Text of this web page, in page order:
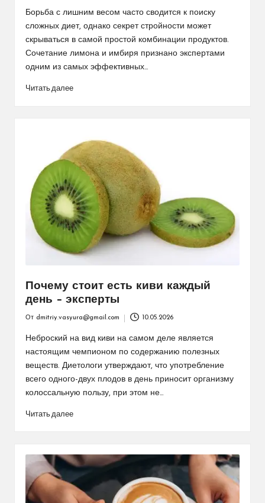
от
Борьба с лишним весом часто сводится к поиску
сложных диет, однако секрет стройности может
скрываться в самой простой комбинации продуктов.
Сочетание лимона и имбиря признано экспертами
одним из самых эффективных…
Читать далее
Почему стоит есть киви каждый
день – эксперты
от
От dmitriy.vasyura@gmail.com 10.05.2026
Неброский на вид киви на самом деле является
настоящим чемпионом по содержанию полезных
веществ. Диетологи утверждают, что употребление
всего одного-двух плодов в день приносит организму
колоссальную пользу, при этом не…
Читать далее